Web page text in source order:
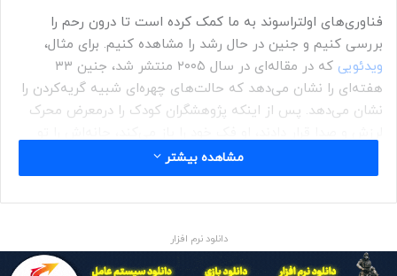
فناوری‌های اولتراسوند به ما کمک کرده است تا درون رحم را
بررسی کنیم و جنین در حال رشد را مشاهده کنیم. برای مثال،
ویدئویی
که در مقاله‌ای در سال ۲۰۰۵ منتشر شد، جنین ۳۳
هفته‌ای را نشان می‌دهد که حالت‌های چهره‌ای شبیه گریه‌کردن را
نشان می‌دهد. پس از اینکه پژوهشگران کودک را درمعرض محرک
می‌دهد و به‌طور متوالی سه بازدم بزرگ انجام می‌دهد و قفسه
سینه‌اش بالا می‌آید و سرش به‌سمت عقب کج می‌شود و درآخر
چانه‌اش می‌لرزد. این حرکت در ۱۰ جنین (حدود ۶ درصد از کل
بنابراین، آیا موارد مشاهده‌شده نشانگر گریه‌کردن جنین در رحم
مشاهده بیشتر
دانلود نرم افزار